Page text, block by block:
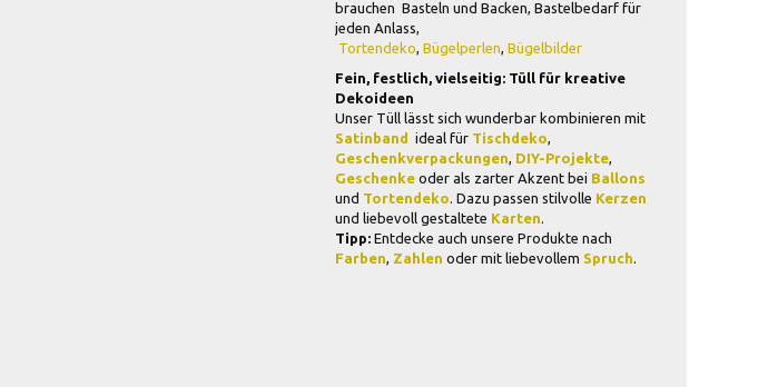
brauchen Basteln und Backen, Bastelbedarf für
jeden Anlass,
Tortendeko Bügelperlen Bügelbilder
Fein, festlich, vielseitig: Tüll für kreative
Dekoideen
Unser Tüll lässt sich wunderbar kombinieren mit
Satinband  ideal für Tischdeko
Geschenkverpackungen DIY-Projekte,
Geschenkeoder als zarter Akzent bei Ballons
und Tortendeko . Dazu passen stilvolle Kerzen
und liebevoll gestaltete Karten
Tipp:Entdecke auch unsere Produkte nach
Farben Zahlen oder mit liebevollem Spruch